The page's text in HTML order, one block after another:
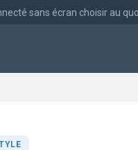
sans écran choisir au